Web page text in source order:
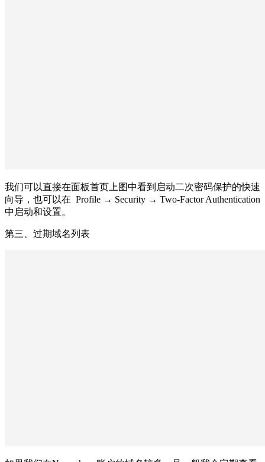
我们可以直接在面板首页上图中看到启动二次密码保护的快速
向导，也可以在 Profile → Security → Two-Factor Authentication
中启动和设置。
第三、过期域名列表